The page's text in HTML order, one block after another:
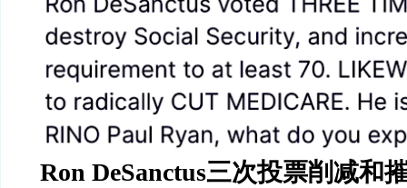
Ron DeSanctus三次投票削减和